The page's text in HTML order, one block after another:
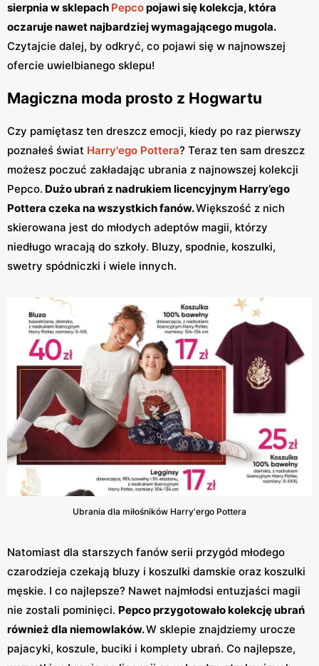
sierpnia w sklepach Pepcopojawi się kolekcja, która
oczaruje nawet najbardziej wymagającego mugola.
Czytajcie dalej, by odkryć, co pojawi się w najnowszej
ofercie uwielbianego sklepu!
Magiczna moda prosto z Hogwartu
Czy pamiętasz ten dreszcz emocji, kiedy po raz pierwszy
poznałeś świat Harry'ego Pottera? Teraz ten sam dreszcz
możesz poczuć zakładając ubrania z najnowszej kolekcji
Pepco. Dużo ubrań z nadrukiem licencyjnym Harry’ego
Pottera czeka na wszystkich fanów.Większość z nich
skierowana jest do młodych adeptów magii, którzy
niedługo wracają do szkoły. Bluzy, spodnie, koszulki,
swetry spódniczki i wiele innych.
Ubrania dla miłośników Harry'ergo Pottera
Natomiast dla starszych fanów serii przygód młodego
czarodzieja czekają bluzy i koszulki damskie oraz koszulki
męskie. I co najlepsze? Nawet najmłodsi entuzjaści magii
nie zostali pominięci. Pepco przygotowało kolekcję ubrań
również dla niemowlaków.W sklepie znajdziemy urocze
pajacyki, koszule, buciki i komplety ubrań. Co najlepsze,